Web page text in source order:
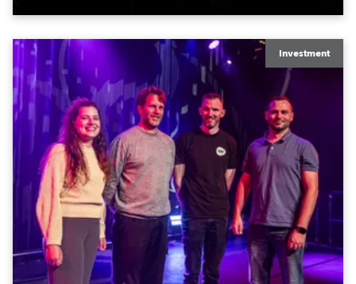
Leuchten für die beiden Veranstaltungssäle des
Hauses.
Investment